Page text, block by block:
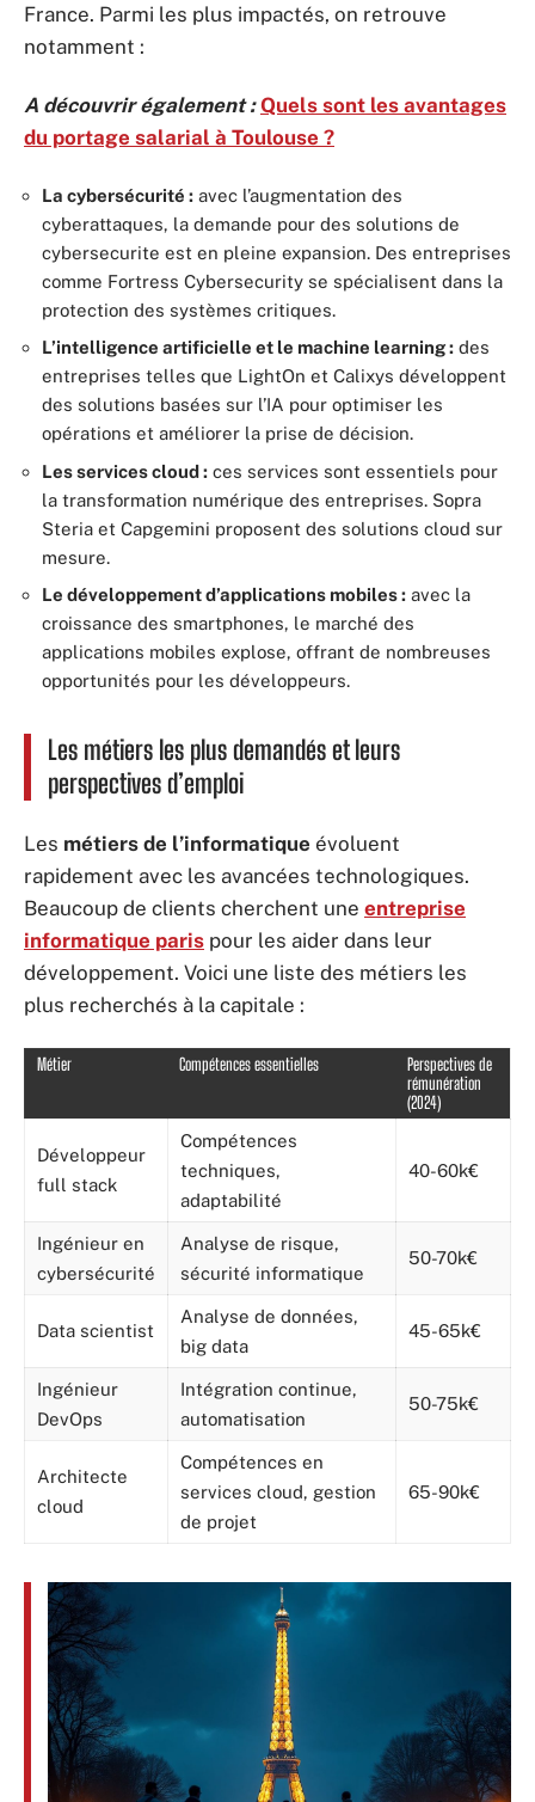
France. Parmi les plus impactés, on retrouve
notamment :
A découvrir également : Quels sont les avantages
du portage salarial à Toulouse ?
La cybersécurité : avec l’augmentation des
cyberattaques, la demande pour des solutions de
cybersecurite est en pleine expansion. Des entreprises
comme Fortress Cybersecurity se spécialisent dans la
protection des systèmes critiques.
L’intelligence artificielle et le machine learning : des
entreprises telles que LightOn et Calixys développent
des solutions basées sur l’IA pour optimiser les
opérations et améliorer la prise de décision.
Les services cloud : ces services sont essentiels pour
la transformation numérique des entreprises. Sopra
Steria et Capgemini proposent des solutions cloud sur
mesure.
Le développement d’applications mobiles : avec la
croissance des smartphones, le marché des
applications mobiles explose, offrant de nombreuses
opportunités pour les développeurs.
Les métiers les plus demandés et leurs
perspectives d’emploi
Les métiers de l’informatique évoluent
rapidement avec les avancées technologiques.
Beaucoup de clients cherchent une entreprise
informatique paris pour les aider dans leur
développement. Voici une liste des métiers les
plus recherchés à la capitale :
Métier Compétences essentielles
Perspectives de
rémunération
(2024)
Développeur
full stack
Compétences
techniques,
adaptabilité
40-60k€
Ingénieur en
cybersécurité
Analyse de risque,
sécurité informatique
50-70k€
Data scientist
Analyse de données,
big data
45-65k€
Ingénieur
DevOps
Intégration continue,
automatisation
50-75k€
Architecte
cloud
Compétences en
services cloud, gestion
de projet
65-90k€